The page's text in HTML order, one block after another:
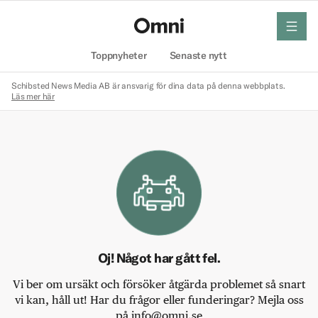
Toppnyheter Senaste nytt
meny
Schibsted News Media AB är ansvarig för dina data på denna webbplats.
Läs mer här
Oj! Något har gått fel.
Vi ber om ursäkt och försöker åtgärda problemet så snart
vi kan, håll ut! Har du frågor eller funderingar? Mejla oss